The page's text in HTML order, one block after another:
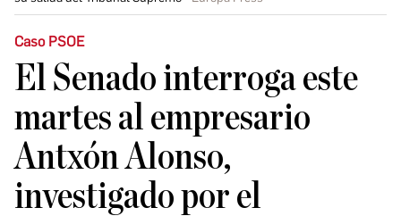
Caso PSOE
El Senado interroga este
martes al empresario
Antxón Alonso,
investigado por el